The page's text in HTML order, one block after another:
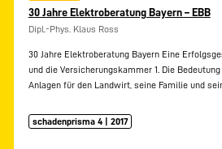
30 Jahre Elektroberatung Bayern – EBB
Dipl.-Phys. Klaus Ross
30 Jahre Elektroberatung Bayern Eine
und die Versicherungskammer 1. Die
Anlagen für den Landwirt, seine Familie und
schadenprisma 4 | 2017